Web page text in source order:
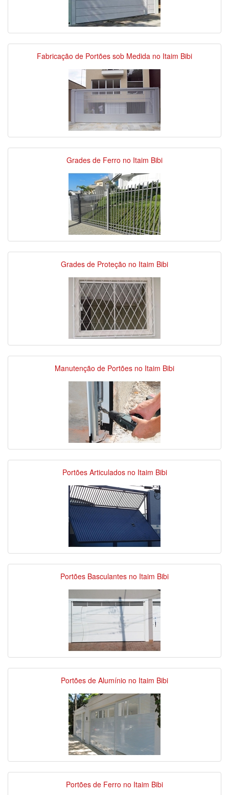
Fabricação de Portões sob Medida no Itaim Bibi
Grades de Ferro no Itaim Bibi
Grades de Proteção no Itaim Bibi
Manutenção de Portões no Itaim Bibi
Portões Articulados no Itaim Bibi
Portões Basculantes no Itaim Bibi
Portões de Alumínio no Itaim Bibi
Portões de Ferro no Itaim Bibi